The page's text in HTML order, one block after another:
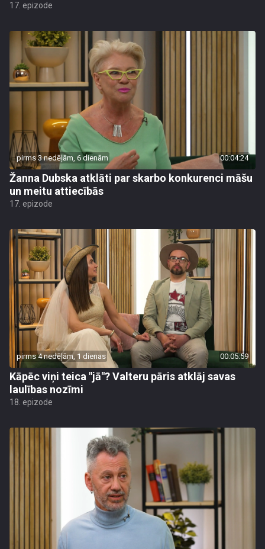
17. epizode
pirms 3 nedēļām, 6 dienām 00:04:24
Žanna Dubska atklāti par skarbo konkurenci māšu
un meitu attiecībās
17. epizode
pirms 4 nedēļām, 1 dienas 00:05:59
Kāpēc viņi teica "jā"? Valteru pāris atklāj savas
laulības nozīmi
18. epizode